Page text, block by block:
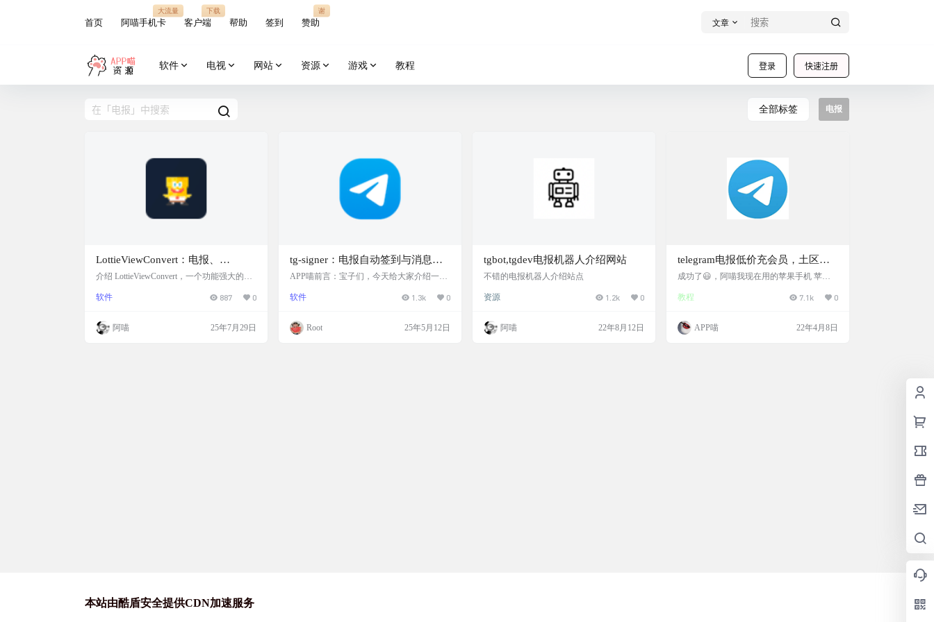
首页 阿喵手机卡
大流量
客户端
下载
帮助 签到 赞助
谢
文章
登录 快速注册
软件 电视 网站 资源 游戏 教程
全部标签 电报
LottieViewConvert：电报、
Discord、Lottie动画转换工具，支
见格式，支持直接下载电报、
介绍 LottieViewConvert，一个功能强大的跨
Stickers）和 Lottie 动画转换为各种格式，包
F 和 WebM。 支持Windows、macOS、Linux
截图 特征 多种格式支持：转换为 GIF、Web
软件 887 0
阿喵 25年7月29日
tg-signer：电报自动签到与消息监
控利器，支持通过 AI 图片识别完
的配置选项
APP喵前言：宝子们，今天给大家介绍一个
你自动完成每日签到，还能监控消息并自动
小伙伴。 软件简介 tg-signer 是一个基于 Pyt
hon 的 Telegram 自动化工具，支持个人、群
软件 1.3k 0
Root 25年5月12日
tgbot,tgdev电报机器人介绍网站
不错的电报机器人介绍站点
资源 1.2k 0
阿喵 22年8月12日
telegram电报低价充会员，土区大
概5块一个月
成功了😃，阿喵我现在用的苹果手机 苹果
区的苹果账号，阿喵我网页端注册的，用的
到appstore，此时会让你填写付款信息，选n
one，然后填写土耳其地址信息，谷歌搜一
教程 7.1k 0
APP喵 22年4月8日
本站由酷盾安全提供CDN加速服务